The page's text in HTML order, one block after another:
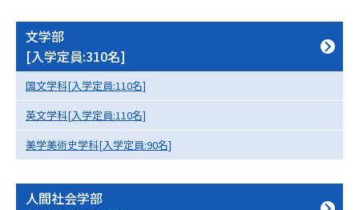
留学・進学関連、塾・予備校
大学入学共通テスト「受験上の
配慮案内」の請求
幼稚園教員資格認定試験
高等学校（情報）教員資格認定
文学部
[入学定員:310名]
国文学科[入学定員:110名]
英文学科[入学定員:110名]
美学美術史学科[入学定員:90名]
人間社会学部